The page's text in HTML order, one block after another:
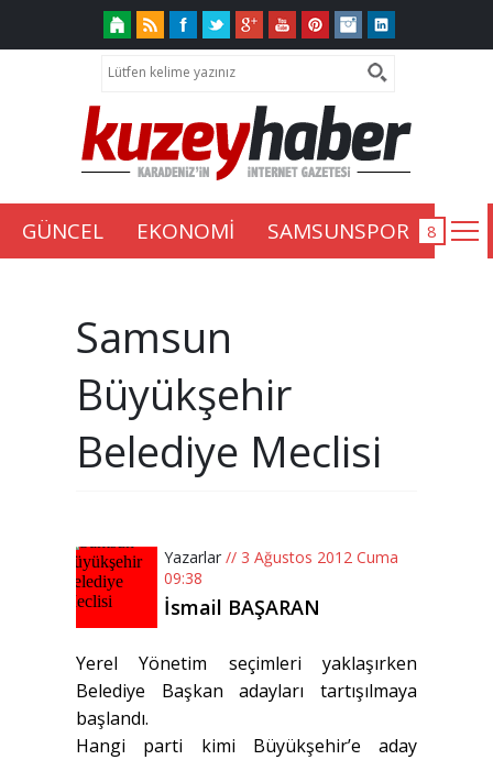
GÜNCEL EKONOMİ SAMSUNSPOR
Samsun
Büyükşehir
Belediye Meclisi
Yazarlar // 3 Ağustos 2012 Cuma
09:38
İsmail BAŞARAN
Yerel Yönetim seçimleri yaklaşırken
Belediye Başkan adayları tartışılmaya
başlandı.
Hangi parti kimi Büyükşehir’e aday